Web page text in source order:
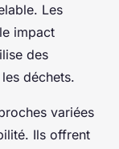
Les
impact
des
déchets.
variées
Ils offrent